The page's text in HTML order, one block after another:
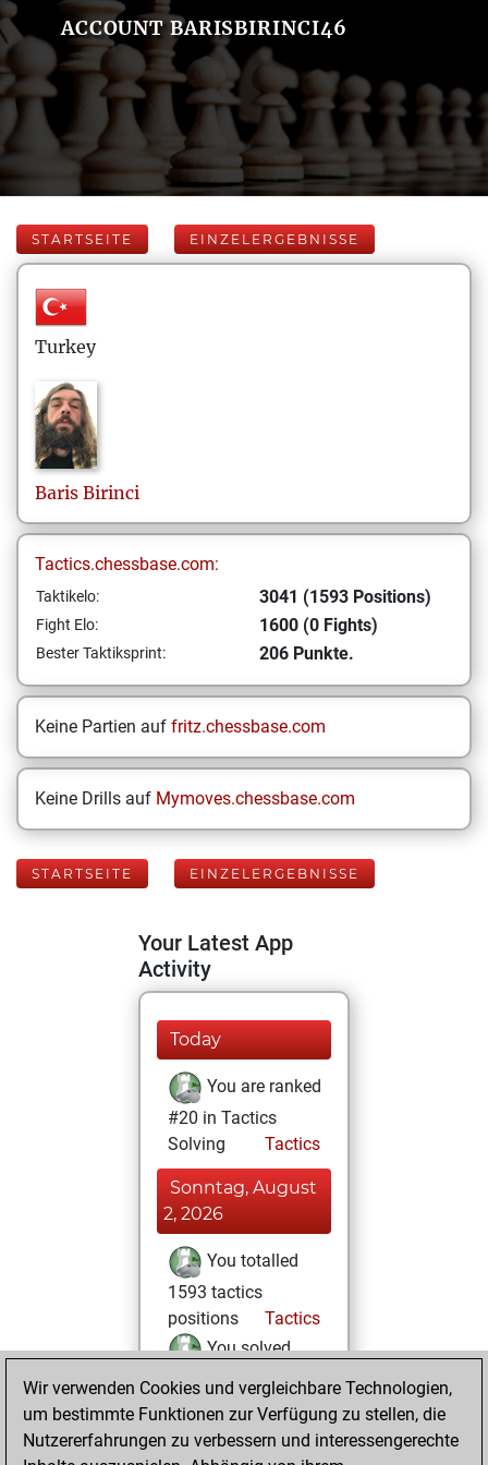
ACCOUNT BARISBIRINCI46
STARTSEITE EINZELERGEBNISSE
Turkey
Baris Birinci
Tactics.chessbase.com:
Taktikelo: 3041 (1593 Positions)
Fight Elo: 1600 (0 Fights)
Bester Taktiksprint: 206 Punkte.
Keine Partien auf fritz.chessbase.com
Keine Drills auf Mymoves.chessbase.com
STARTSEITE EINZELERGEBNISSE
Your Latest App
Activity
Today
You are ranked
#20 in Tactics
Solving
Tactics
Sonntag, August
2, 2026
You totalled
1593 tactics
positions
Tactics
You solved
1408 tactics
positions
You achieved
Wir verwenden Cookies und vergleichbare Technologien,
um bestimmte Funktionen zur Verfügung zu stellen, die
Nutzererfahrungen zu verbessern und interessengerechte